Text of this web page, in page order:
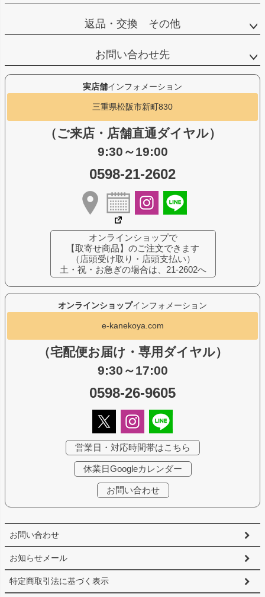
返品・交換 その他
お問い合わせ先
お問い合わせ
お知らせメール
特定商取引法に基づく表示
オンラインショップインフォメーション
e-kanekoya.com
（宅配便お届け・専用ダイヤル）
9:30～17:00
0598-26-9605
営業日・対応時間帯はこちら
休業日Googleカレンダー
お問い合わせ
実店舗インフォメーション
三重県松阪市新町830
（ご来店・店舗直通ダイヤル）
9:30～19:00
0598-21-2602
オンラインショップで
【取寄せ商品】のご注文できます
（店頭受け取り・店頭支払い）
土・祝・お急ぎの場合は、21-2602へ